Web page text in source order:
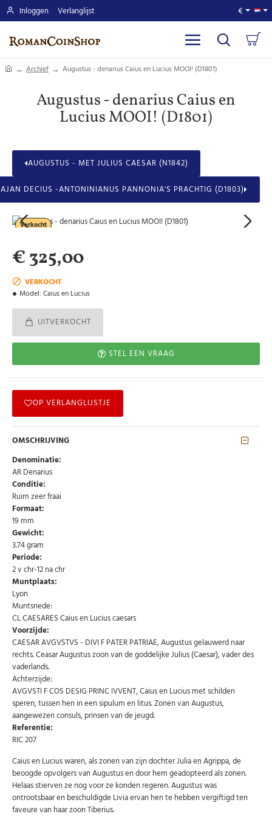
Abonneer u op onze nieuwsbrief
Schrijf u in voor onze gratis nieuwsbrief en ontvang
email
AANMELDEN
U kunt zich op elk moment weer afmelden via de nieuwsbrief.
Uw gegevens worden niet gedeeld met derden
Inloggen Verlanglijst €
homeArchief Augustus - denarius Caius en Lucius MOOI! (D1801)
Augustus - denarius Caius en
Lucius MOOI! (D1801)
AUGUSTUS - MET JULIUS CAESAR (N1842)
DECIUS -ANTONINIANUS PANNONIA'S PRACHTIG (D1803)
Verkocht
VERKOCHT
Model: Caius en Lucius
€ 325,00
UITVERKOCHT
STEL EEN VRAAG
OP VERLANGLIJSTJE
OMSCHRIJVING
Denominatie:
AR Denarius
Conditie:
Ruim zeer fraai
Formaat:
19 mm
Gewicht:
3.74 gram
Periode:
2 v chr-12 na chr
Muntplaats:
Lyon
Muntsnede:
CL CAESARES Caius en Lucius caesars
Voorzijde:
CAESAR AVGVSTVS - DIVI F PATER PATRIAE, Augustus gelauwerd naar
rechts. Ceasar Augustus zoon van de goddelijke Julius (Caesar), vader des
vaderlands.
Achterzijde:
AVGVSTI F COS DESIG PRINC IVVENT, Caius en Lucius met schilden
speren, tussen hen in een sipulum en litus. Zonen van Augustus,
aangewezen consuls, prinsen van de jeugd.
Referentie:
RIC 207
Caius en Lucius waren, als zonen van zijn dochter Julia en Agrippa, de
beoogde opvolgers van Augustus en door hem geadopteerd als zonen.
Helaas stierven ze nog voor ze konden regeren. Augustus was
ontrootsbaar en beschuldigde Livia ervan hen te hebben vergiftigd ten
faveure van haar zoon Tiberius.